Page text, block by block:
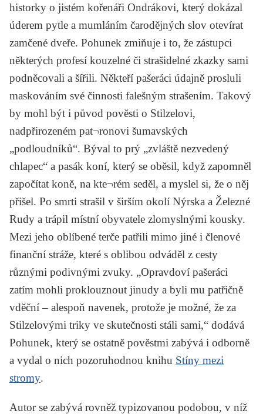
historky o jistém kořenáři Ondrákovi, který dokázal
úderem pytle a mumláním čarodějných slov otevírat
zamčené dveře. Pohunek zmiňuje i to, že zástupci
některých profesí kouzelné či strašidelné zkazky sami
podněcovali a šířili. Někteří pašeráci údajně prosluli
maskováním své činnosti falešným strašením. Takový
by mohl být i původ pověsti o Stilzelovi,
nadpřirozeném pat¬ronovi šumavských
„podloudníků“. Býval to prý „zvláště nezvedený
chlapec“ a pasák koní, který se oběsil, když zapomněl
započítat koně, na kte¬rém seděl, a myslel si, že o něj
přišel. Po smrti strašil v širším okolí Nýrska a Železné
Rudy a trápil místní obyvatele zlomyslnými kousky.
Mezi jeho oblíbené terče patřili mimo jiné i členové
finanční stráže, které s oblibou odváděl z cesty
různými podivnými zvuky. „Opravdoví pašeráci
zatím mohli proklouznout jinudy a byli mu patřičně
vděční – alespoň navenek, protože je možné, že za
Stilzelovými triky ve skutečnosti stáli sami,“ dodává
Pohunek, který se ostatně pověstmi zabývá i odborně
a vydal o nich pozoruhodnou knihu Stíny mezi
stromy.
Autor se zabývá rovněž typizovanou podobou, v níž